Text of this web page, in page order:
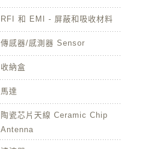
RFI 和 EMI - 屏蔽和吸收材料
傳感器/感測器 Sensor
收納盒
馬達
陶瓷芯片天線 Ceramic Chip
Antenna